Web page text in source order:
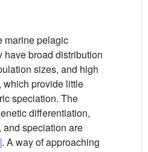
marine pelagic
broad distribution
sizes, and high
which provide little
speciation. The
differentiation,
speciation are
. A way of approaching